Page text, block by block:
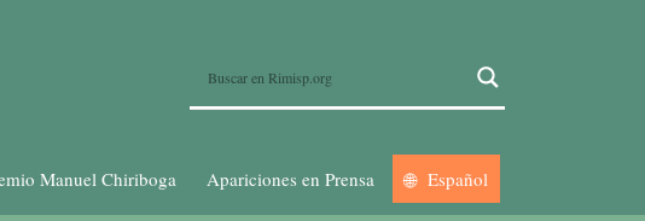
Manuel Chiriboga Apariciones en Prensa Español